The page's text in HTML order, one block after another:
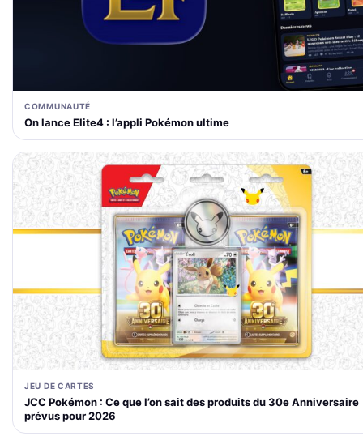
COMMUNAUTÉ
On lance Elite4 : l’appli Pokémon ultime
JEU DE CARTES
JCC Pokémon : Ce que l’on sait des produits du 30e Anniversaire
prévus pour 2026